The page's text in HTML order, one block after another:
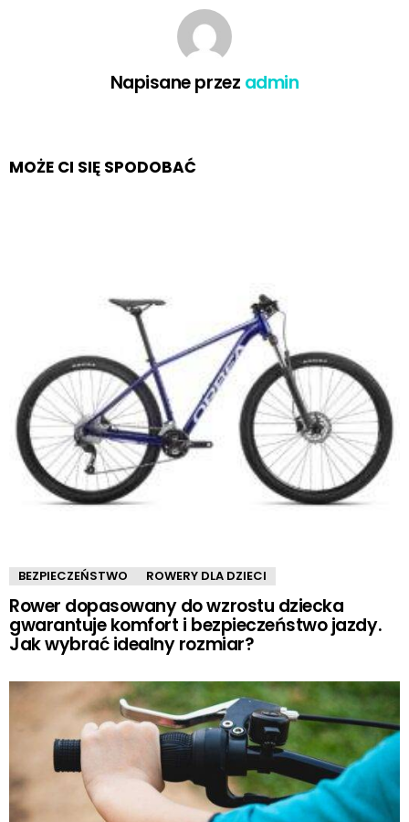
Napisane przez admin
MOŻE CI SIĘ SPODOBAĆ
BEZPIECZEŃSTWO ROWERY DLA DZIECI
Rower dopasowany do wzrostu dziecka
gwarantuje komfort i bezpieczeństwo jazdy.
Jak wybrać idealny rozmiar?